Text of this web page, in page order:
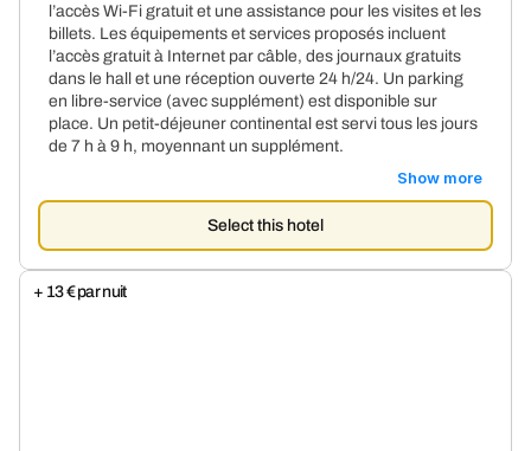
Select this hotel
l’accès Wi-Fi gratuit et une assistance pour les visites et les
billets. Les équipements et services proposés incluent
l’accès gratuit à Internet par câble, des journaux gratuits
dans le hall et une réception ouverte 24 h/24. Un parking
en libre-service (avec supplément) est disponible sur
place. Un petit-déjeuner continental est servi tous les jours
de 7 h à 9 h, moyennant un supplément.
Show more
+ 13 € par nuit